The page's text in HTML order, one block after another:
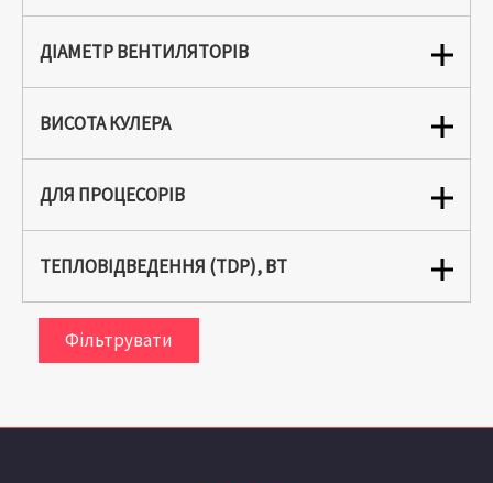
ДІАМЕТР ВЕНТИЛЯТОРІВ
ВИСОТА КУЛЕРА
ДЛЯ ПРОЦЕСОРІВ
ТЕПЛОВІДВЕДЕННЯ (TDP), ВТ
Фільтрувати